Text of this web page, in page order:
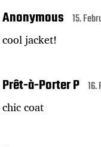
Anonymous 15.
cool jacket!
Prêt-à-Porter P
chic coat